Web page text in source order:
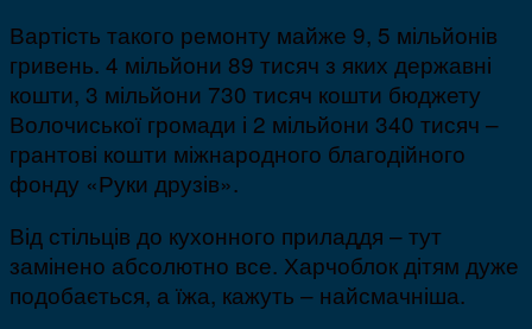
Вартість такого ремонту майже 9, 5 мільйонів
гривень. 4 мільйони 89 тисяч з яких державні
кошти, 3 мільйони 730 тисяч кошти бюджету
Волочиської громади і 2 мільйони 340 тисяч –
грантові кошти міжнародного благодійного
фонду «Руки друзів».
Від стільців до кухонного приладдя – тут
замінено абсолютно все. Харчоблок дітям дуже
подобається, а їжа, кажуть – найсмачніша.